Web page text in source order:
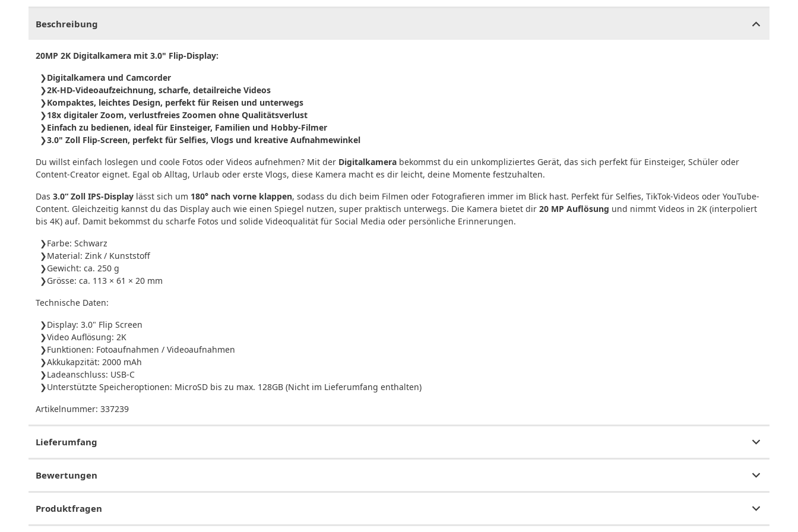
Beschreibung
20MP 2K Digitalkamera mit 3.0" Flip-Display:
Digitalkamera und Camcorder
2K-HD-Videoaufzeichnung, scharfe, detailreiche Videos
Kompaktes, leichtes Design, perfekt für Reisen und unterwegs
18x digitaler Zoom, verlustfreies Zoomen ohne Qualitätsverlust
Einfach zu bedienen, ideal für Einsteiger, Familien und Hobby-Filmer
3.0" Zoll Flip-Screen, perfekt für Selfies, Vlogs und kreative Aufnahmewinkel
Du willst einfach loslegen und coole Fotos oder Videos aufnehmen? Mit der Digitalkamera bekommst du ein unkompliziertes Gerät, das sich perfekt für Einsteiger, Schüler oder
Content-Creator eignet. Egal ob Alltag, Urlaub oder erste Vlogs, diese Kamera macht es dir leicht, deine Momente festzuhalten.
Das 3.0“ Zoll IPS-Display lässt sich um 180° nach vorne klappen, sodass du dich beim Filmen oder Fotografieren immer im Blick hast. Perfekt für Selfies, TikTok-Videos oder YouTube-
Content. Gleichzeitig kannst du das Display auch wie einen Spiegel nutzen, super praktisch unterwegs. Die Kamera bietet dir 20 MP Auflösung und nimmt Videos in 2K (interpoliert
bis 4K) auf. Damit bekommst du scharfe Fotos und solide Videoqualität für Social Media oder persönliche Erinnerungen.
Farbe: Schwarz
Material: Zink / Kunststoff
Gewicht: ca. 250 g
Grösse: ca. 113 × 61 × 20 mm
Technische Daten:
Display: 3.0" Flip Screen
Video Auflösung: 2K
Funktionen: Fotoaufnahmen / Videoaufnahmen
Akkukapzität: 2000 mAh
Ladeanschluss: USB-C
Unterstützte Speicheroptionen: MicroSD bis zu max. 128GB (Nicht im Lieferumfang enthalten)
Artikelnummer: 337239
Lieferumfang
Bewertungen
Produktfragen